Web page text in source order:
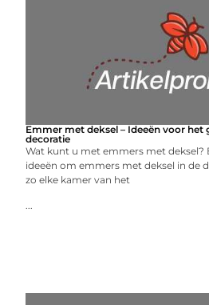
Emmer met deksel – Ideeën voor het
decoratie
Wat kunt u met emmers met deksel?
ideeën om emmers met deksel in de
zo elke kamer van het
...